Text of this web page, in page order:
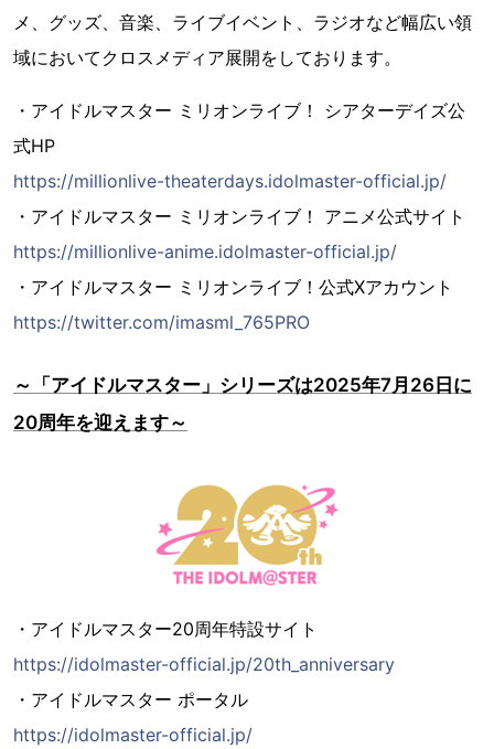
メ、グッズ、音楽、ライブイベント、ラジオなど幅広い領
域においてクロスメディア展開をしております。
・アイドルマスター ミリオンライブ！ シアターデイズ公
式HP
https://millionlive-theaterdays.idolmaster-official.jp/
・アイドルマスター ミリオンライブ！ アニメ公式サイト
https://millionlive-anime.idolmaster-official.jp/
・アイドルマスター ミリオンライブ！公式Xアカウント
https://twitter.com/imasml_765PRO
～「アイドルマスター」シリーズは2025年7月26日に
20周年を迎えます～
・アイドルマスター20周年特設サイト
https://idolmaster-official.jp/20th_anniversary
・アイドルマスター ポータル
https://idolmaster-official.jp/